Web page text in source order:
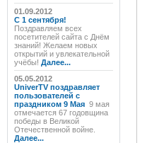
01.09.2012
C 1 сентября!
Поздравляем всех
посетителей сайта с Днём
знаний! Желаем новых
открытий и увлекательной
учёбы! Далее...
05.05.2012
UniverTV поздравляет
пользователей с
праздником 9 Мая 9 мая
отмечается 67 годовщина
победы в Великой
Отечественной войне.
Далее...